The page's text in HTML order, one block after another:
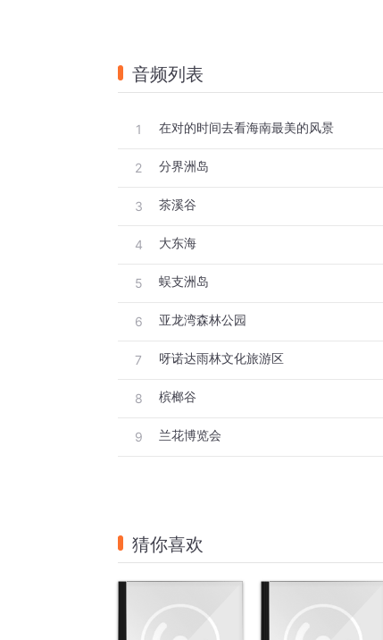
音频列表
1 在对的时间去看海南最美的风景
2 分界洲岛
3 茶溪谷
4 大东海
5 蜈支洲岛
6 亚龙湾森林公园
7 呀诺达雨林文化旅游区
8 槟榔谷
9 兰花博览会
猜你喜欢